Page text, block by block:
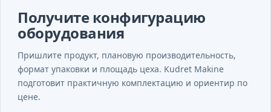
Получите конфигурацию
оборудования
Пришлите продукт, плановую производительность,
формат упаковки и площадь цеха. Kudret Makine
подготовит практичную комплектацию и ориентир по
цене.